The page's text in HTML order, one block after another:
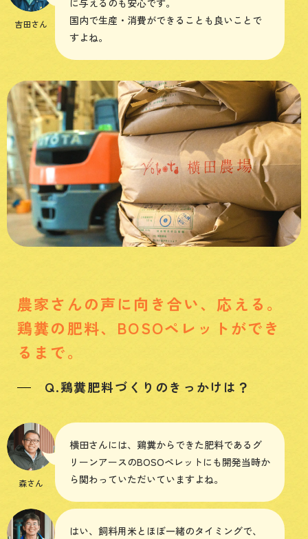
吉田さん
に与えるのも安心です。
国内で生産・消費ができることも良いことで
すよね。
農家さんの声に向き合い、応える。
鶏糞の肥料、BOSOペレットができ
るまで。
Q.鶏糞肥料づくりのきっかけは？
森さん
横田さんには、鶏糞からできた肥料であるグ
リーンアースのBOSOペレットにも開発当時か
ら関わっていただいていますよね。
はい、飼料用米とほぼ一緒のタイミングで、